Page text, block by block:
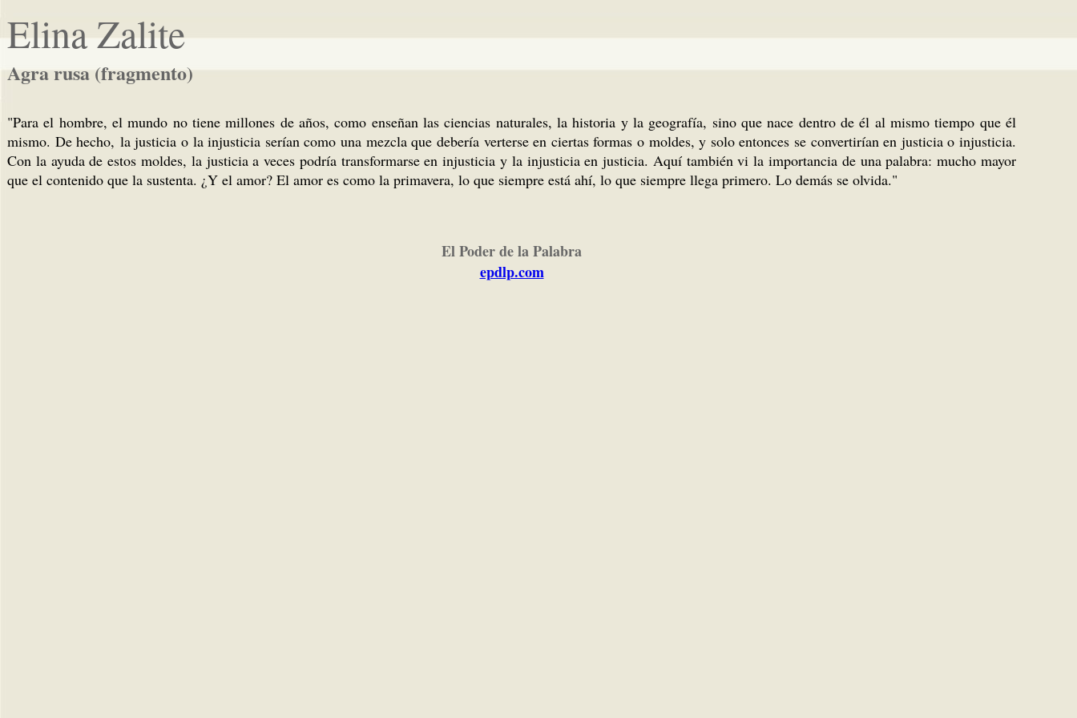
Elina Zalite
Agra rusa (fragmento)
"Para el hombre, el mundo no tiene millones de años, como enseñan las ciencias naturales, la historia y la geografía, sino que nace dentro de él al mismo tiempo que él
mismo. De hecho, la justicia o la injusticia serían como una mezcla que debería verterse en ciertas formas o moldes, y solo entonces se convertirían en justicia o injusticia.
Con la ayuda de estos moldes, la justicia a veces podría transformarse en injusticia y la injusticia en justicia. Aquí también vi la importancia de una palabra: mucho mayor
que el contenido que la sustenta. ¿Y el amor? El amor es como la primavera, lo que siempre está ahí, lo que siempre llega primero. Lo demás se olvida."
El Poder de la Palabra
epdlp.com